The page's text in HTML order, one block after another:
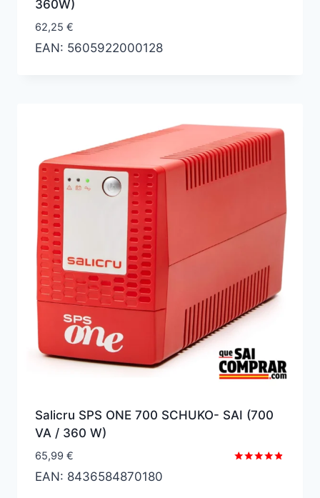
360W)
62,25 €
EAN: 5605922000128
Salicru SPS ONE 700 SCHUKO- SAI (700
VA / 360 W)
65,99 €
EAN: 8436584870180